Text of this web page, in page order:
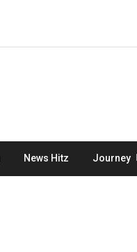
News Hitz Journey